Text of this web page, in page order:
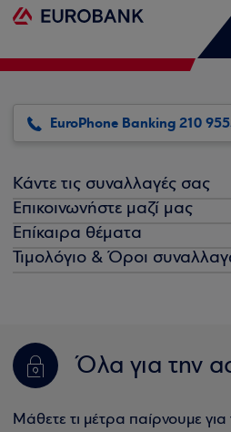
EuroPhone Banking 210
Κάντε τις συναλλαγές σας
Επικοινωνήστε μαζί μας
Επίκαιρα θέματα
Τιμολόγιο & Όροι
Όλα για την
Μάθετε τι μέτρα παίρνουμε